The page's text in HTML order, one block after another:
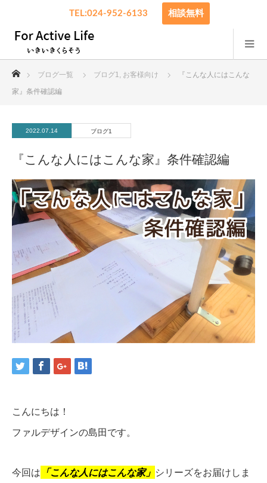
TEL:024-952-6133 相談無料
ブログ一覧 ブログ1, お客様向け
『こんな人にはこんな
家』条件確認編
2022.07.14 ブログ1
『こんな人にはこんな家』条件確認編
こんにちは！
ファルデザインの島田です。
今回は 「こんな人にはこんな家」 シリーズをお届けしま